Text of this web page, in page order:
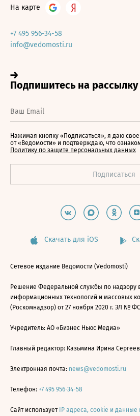
На карте
+7 495 956-34-58
info@vedomosti.ru
Нажимая кнопку «Подписаться», я даю свое
от «Ведомости» и подтверждаю, что
Политику по защите персональных данных
Скачать для iOS
Сетевое издание Ведомости (Vedomosti)
Решение Федеральной службы по надзору
информационных технологий и массовых
(Роскомнадзор) от 27 ноября 2020 г. ЭЛ № ФС
Учредитель: АО «Бизнес Ньюс Медиа»
Главный редактор: Казьмина Ирина
Электронная почта: news@vedomosti.ru
Телефон: +7 495 956-34-58
Сайт использует IP адреса, cookie и данные